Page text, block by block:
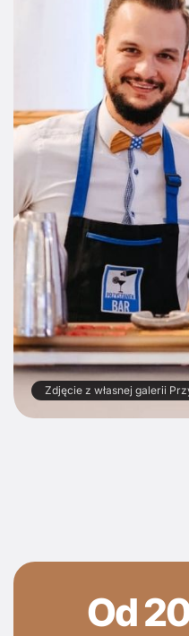
Zdjęcie z własnej galerii
Od